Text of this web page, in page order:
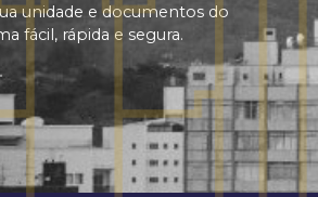
unidade e documentos do
fácil, rápida e segura.